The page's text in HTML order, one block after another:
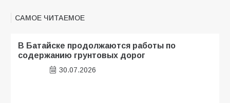
САМОЕ ЧИТАЕМОЕ
В Батайске продолжаются работы по
содержанию грунтовых дорог
30.07.2026